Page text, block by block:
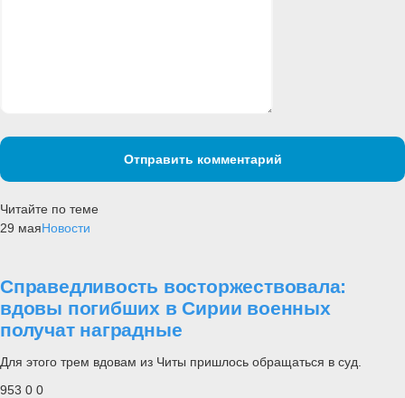
Отправить комментарий
Читайте по теме
29 маяНовости
Справедливость восторжествовала:
вдовы погибших в Сирии военных
получат наградные
Для этого трем вдовам из Читы пришлось обращаться в суд.
953 0 0